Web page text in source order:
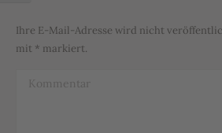
Ihre E-Mail-Adresse wird nicht
mit * markiert.
Kommentar